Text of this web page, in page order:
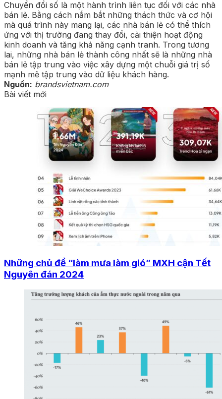
Chuyển đổi số là một hành trình liên tục đối với các nhà
bán lẻ. Bằng cách nắm bắt những thách thức và cơ hội
mà quá trình này mang lại, các nhà bán lẻ có thể thích
ứng với thị trường đang thay đổi, cải thiện hoạt động
kinh doanh và tăng khả năng cạnh tranh. Trong tương
lai, những nhà bán lẻ thành công nhất sẽ là những nhà
bán lẻ tập trung vào việc xây dựng một chuỗi giá trị số
mạnh mẽ tập trung vào dữ liệu khách hàng.
Nguồn: brandsvietnam.com
Bài viết mới
Những chủ đề “làm mưa làm gió” MXH cận Tết
Nguyên đán 2024